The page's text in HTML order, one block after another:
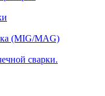
(MIG/MAG)
сварки.